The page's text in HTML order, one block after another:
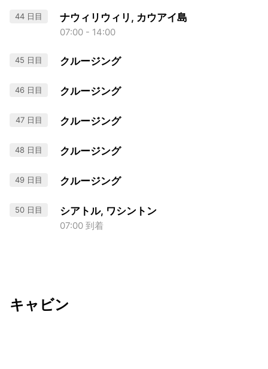
44 日目 ナウィリウィリ, カウアイ島
07:00 - 14:00
45 日目 クルージング
46 日目 クルージング
47 日目 クルージング
48 日目 クルージング
49 日目 クルージング
50 日目 シアトル, ワシントン
07:00 到着
キャビン